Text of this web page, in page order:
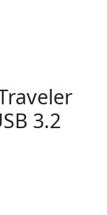
3.2